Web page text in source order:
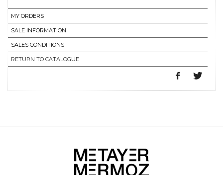
MY ORDERS
SALE INFORMATION
SALES CONDITIONS
RETURN TO CATALOGUE